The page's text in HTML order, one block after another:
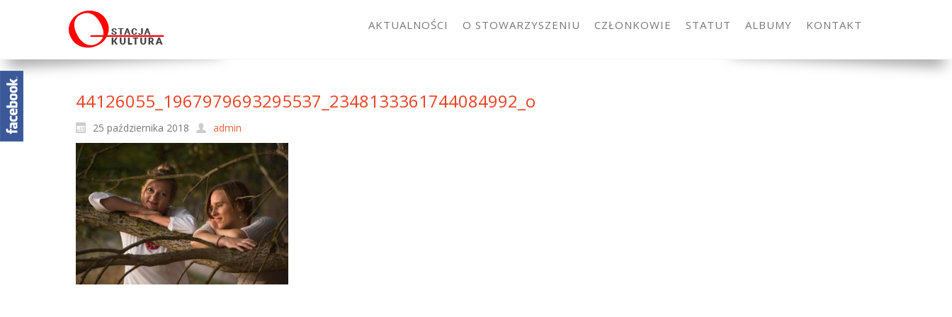
AKTUALNOŚCI O STOWARZYSZENIU CZŁONKOWIE STATUT ALBUMY KONTAKT
44126055_1967979693295537_2348133361744084992_o
25 października 2018 admin